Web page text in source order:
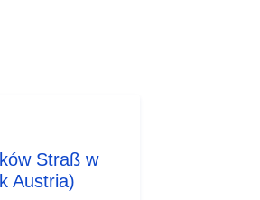
Straß w
Austria)